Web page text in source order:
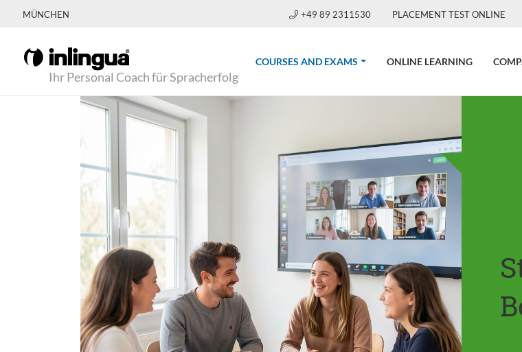
MÜNCHEN +49 89 2311530 PLACEMENT TEST ONLINE
Ihr Personal Coach für Spracherfolg
COURSES AND EXAMS (CURRENT)ONLINE LEARNING